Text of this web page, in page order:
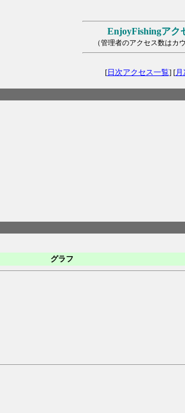
EnjoyFishingアク
（管理者のアクセス数はカ
[日次アクセス一覧] [月
グラフ